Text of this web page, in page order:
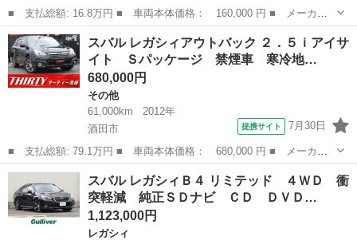
■ 支払総額: 16.8万円 ■ 車両本体価格： 160,000 円 ■ メーカー
名： スバル ■ 車種名： ステラ ■ グレード名： カスタムＲリ
ミテッドＳ 車検令和１０年６月７日 関東仕入れ 整備点検記録簿
毎年合計１２...
福島 安達郡
スバル レガシィアウトバック ２．５ｉアイサ
イト Ｓパッケージ 禁煙車 寒冷地…
680,000円
その他
61,000km
2012年
酒田市
提携サイト 7月30日
■ 支払総額: 79.1万円 ■ 車両本体価格： 680,000 円 ■ メーカー
名： スバル ■ 車種名： レガシィアウトバック ■ グレード
名： ２．５ｉアイサイト Ｓパッケージ 禁煙車 寒冷地仕様 １
オーナー アイサ...
山形 酒田市
スバル レガシィＢ４ リミテッド ４ＷＤ 衝
突軽減 純正ＳＤナビ ＣＤ ＤＶＤ…
1,123,000円
レガシィ